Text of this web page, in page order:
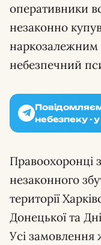
оперативники
незаконно
небезпечний
небезпеку -
Правоохоронці
незаконного
території
Донецької та
Усі